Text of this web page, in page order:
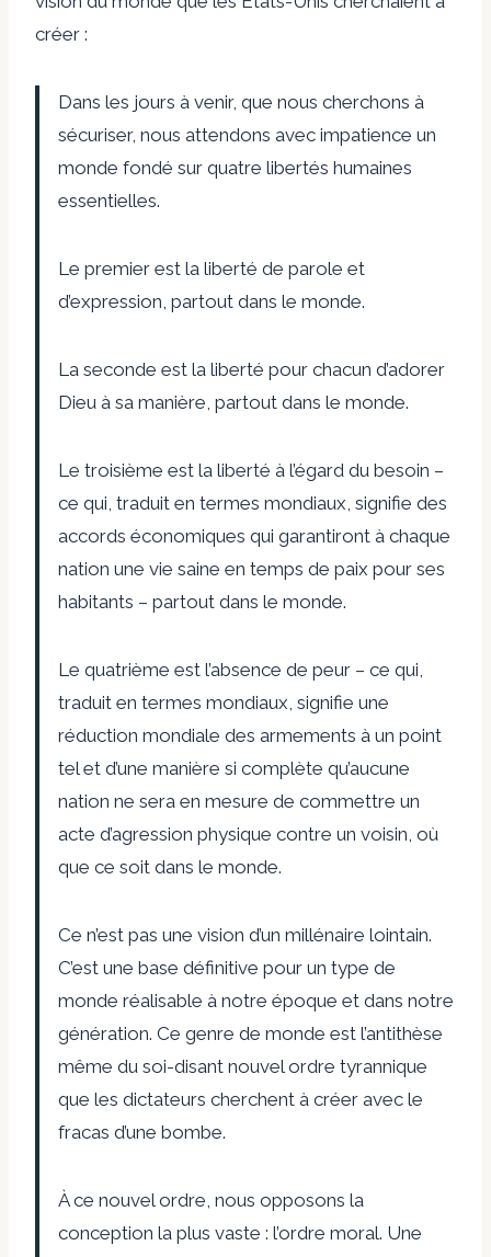
créer :
Dans les jours à venir, que nous cherchons à
sécuriser, nous attendons avec impatience un
monde fondé sur quatre libertés humaines
essentielles.
Le premier est la liberté de parole et
d’expression, partout dans le monde.
La seconde est la liberté pour chacun d’adorer
Dieu à sa manière, partout dans le monde.
Le troisième est la liberté à l’égard du besoin –
ce qui, traduit en termes mondiaux, signifie des
accords économiques qui garantiront à chaque
nation une vie saine en temps de paix pour ses
habitants – partout dans le monde.
Le quatrième est l’absence de peur – ce qui,
traduit en termes mondiaux, signifie une
réduction mondiale des armements à un point
tel et d’une manière si complète qu’aucune
nation ne sera en mesure de commettre un
acte d’agression physique contre un voisin, où
que ce soit dans le monde.
Ce n’est pas une vision d’un millénaire lointain.
C’est une base définitive pour un type de
monde réalisable à notre époque et dans notre
génération. Ce genre de monde est l’antithèse
même du soi-disant nouvel ordre tyrannique
que les dictateurs cherchent à créer avec le
fracas d’une bombe.
À ce nouvel ordre, nous opposons la
conception la plus vaste : l’ordre moral. Une